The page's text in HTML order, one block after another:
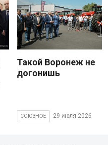
Такой Воронеж не
догонишь
СОЮЗНОЕ 29 июля 2026